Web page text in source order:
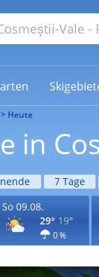
Heute
in
7 Tage
So 09.08.
29° 19°
0 %